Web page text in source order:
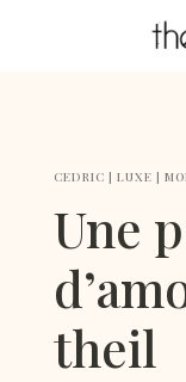
CEDRIC | LUXE |
Une
theil